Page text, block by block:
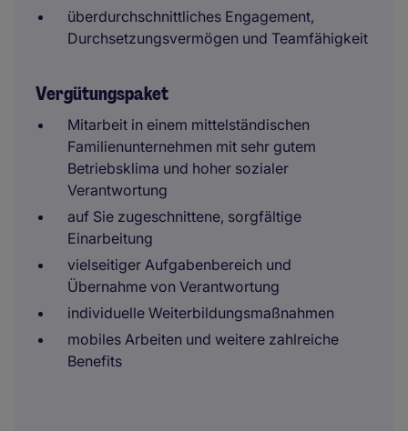
überdurchschnittliches Engagement,
Durchsetzungsvermögen und Teamfähigkeit
Vergütungspaket
Mitarbeit in einem mittelständischen
Familienunternehmen mit sehr gutem
Betriebsklima und hoher sozialer
Verantwortung
auf Sie zugeschnittene, sorgfältige
Einarbeitung
vielseitiger Aufgabenbereich und
Übernahme von Verantwortung
individuelle Weiterbildungsmaßnahmen
mobiles Arbeiten und weitere zahlreiche
Benefits